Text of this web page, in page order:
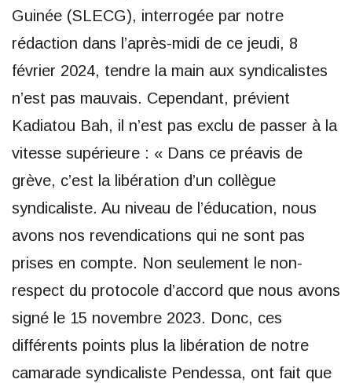
Guinée (SLECG), interrogée par notre
rédaction dans l’après-midi de ce jeudi, 8
février 2024, tendre la main aux syndicalistes
n’est pas mauvais. Cependant, prévient
Kadiatou Bah, il n’est pas exclu de passer à la
vitesse supérieure : « Dans ce préavis de
grève, c’est la libération d’un collègue
syndicaliste. Au niveau de l’éducation, nous
avons nos revendications qui ne sont pas
prises en compte. Non seulement le non-
respect du protocole d’accord que nous avons
signé le 15 novembre 2023. Donc, ces
différents points plus la libération de notre
camarade syndicaliste Pendessa, ont fait que